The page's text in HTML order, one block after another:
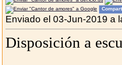
Enviado el 03-Jun-2019 a
Disposición a